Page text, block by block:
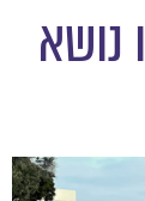
נושא